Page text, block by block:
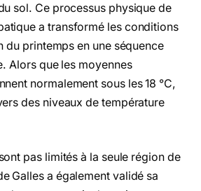
sol. Ce processus physique de
a transformé les conditions
du printemps en une séquence
Alors que les moyennes
normalement sous les 18 °C,
des niveaux de température
pas limités à la seule région de
Galles a également validé sa